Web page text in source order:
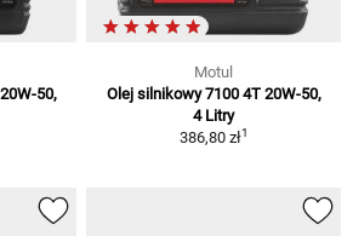
50,
Motul
Olej silnikowy 7100 4T 20W-50,
4 Litry
386,80 zł1